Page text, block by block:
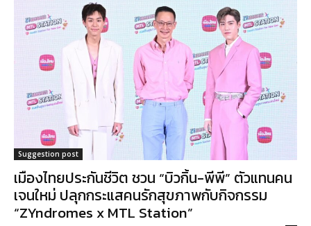
Suggestion post
เมืองไทยประกันชีวิต ชวน “บิวกิ้น-พีพี” ตัวแทนคน
เจนใหม่ ปลุกกระแสคนรักสุขภาพกับกิจกรรม
“ZYndromes x MTL Station”